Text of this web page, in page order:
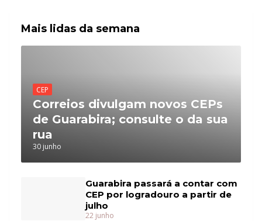
Mais lidas da semana
CEP
Correios divulgam novos CEPs
de Guarabira; consulte o da sua
rua
30 junho
Guarabira passará a contar com
CEP por logradouro a partir de
julho
22 junho